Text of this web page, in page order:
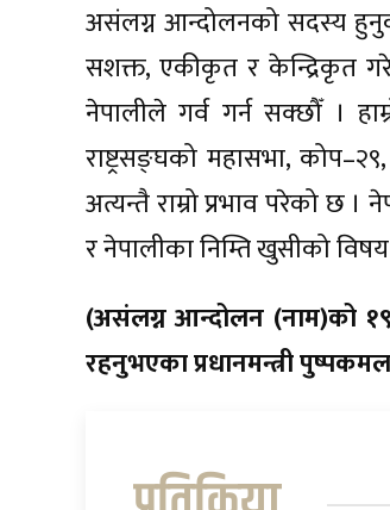
असंलग्न आन्दोलनको सदस्य
सशक्त, एकीकृत र केन्द्रिकृत
नेपालीले गर्व गर्न सक्छौँ ।
राष्ट्रसङ्घको महासभा,
अत्यन्तै राम्रो प्रभाव परेको छ
र नेपालीका निम्ति खुसीको विषय
(असंलग्न आन्दोलन (नाम)को
रहनुभएका प्रधानमन्त्री